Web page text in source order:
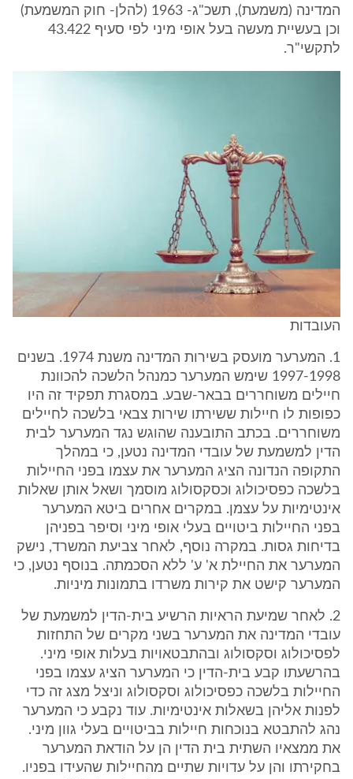
המדינה (משמעת), תשכ"ג- 1963 (להלן- חוק המשמעת)
וכן בעשיית מעשה בעל אופי מיני לפי סעיף 43.422
לתקשי"ר.
העובדות
1. המערער מועסק בשירות המדינה משנת 1974. בשנים
1997-1998 שימש המערער כמנהל הלשכה להכוונת
חיילים משוחררים בבאר-שבע. במסגרת תפקיד זה היו
כפופות לו חיילות ששירתו שירות צבאי בלשכה לחיילים
משוחררים. בכתב התובענה שהוגש נגד המערער לבית
הדין למשמעת של עובדי המדינה נטען, כי במהלך
התקופה הנדונה הציג המערער את עצמו בפני החיילות
בלשכה כפסיכולוג וכסקסולוג מוסמך ושאל אותן שאלות
אינטימיות על עצמן. במקרים אחרים ביטא המערער
בפני החיילות ביטויים בעלי אופי מיני וסיפר בפניהן
בדיחות גסות. במקרה נוסף, לאחר צביעת המשרד, נישק
המערער את החיילת א' ע' ללא הסכמתה. בנוסף נטען, כי
המערער קישט את קירות משרדו בתמונות מיניות.
2. לאחר שמיעת הראיות הרשיע בית-הדין למשמעת של
עובדי המדינה את המערער בשני מקרים של התחזות
לפסיכולוג וסקסולוג ובהתבטאויות בעלות אופי מיני.
בהרשעתו קבע בית-הדין כי המערער הציג עצמו בפני
החיילות בלשכה כפסיכולוג וסקסולוג וניצל מצג זה כדי
לפנות אליהן בשאלות אינטימיות. עוד נקבע כי המערער
נהג להתבטא בנוכחות חיילות בביטויים בעלי גוון מיני.
את ממצאיו השתית בית הדין הן על הודאת המערער
בחקירתו והן על עדויות שתיים מהחיילות שהעידו בפניו.